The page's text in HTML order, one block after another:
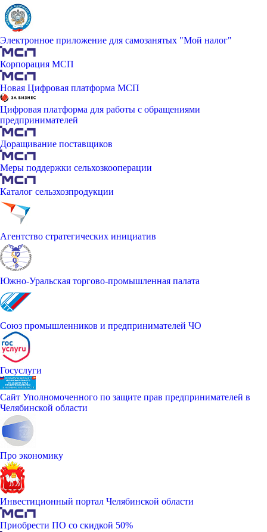
Электронное приложение для самозанятых "Мой налог"
Корпорация МСП
Новая Цифровая платформа МСП
Цифровая платформа для работы с обращениями
предпринимателей
Доращивание поставщиков
Меры поддержки сельхозкооперации
Каталог сельзхозпродукции
Агентство стратегических инициатив
Южно-Уральская торгово-промышленная палата
Союз промышленников и предпринимателей ЧО
Госуслуги
Сайт Уполномоченного по защите прав предпринимателей в
Челябинской области
Про экономику
Инвестиционный портал Челябинской области
Приобрести ПО со скидкой 50%